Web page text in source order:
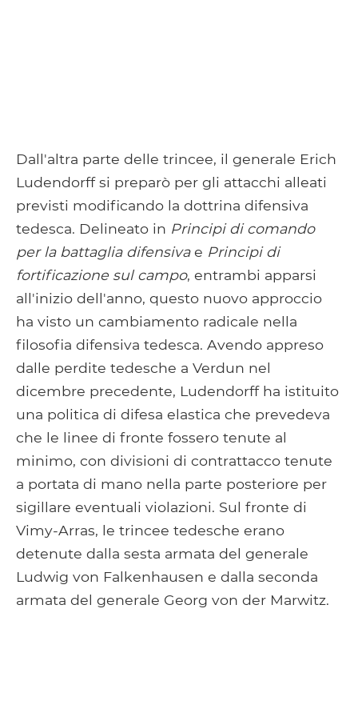
Dall'altra parte delle trincee, il generale Erich
Ludendorff si preparò per gli attacchi alleati
previsti modificando la dottrina difensiva
tedesca. Delineato in Principi di comando
per la battaglia difensivae Principi di
fortificazione sul campo, entrambi apparsi
all'inizio dell'anno, questo nuovo approccio
ha visto un cambiamento radicale nella
filosofia difensiva tedesca. Avendo appreso
dalle perdite tedesche a Verdun nel
dicembre precedente, Ludendorff ha istituito
una politica di difesa elastica che prevedeva
che le linee di fronte fossero tenute al
minimo, con divisioni di contrattacco tenute
a portata di mano nella parte posteriore per
sigillare eventuali violazioni. Sul fronte di
Vimy-Arras, le trincee tedesche erano
detenute dalla sesta armata del generale
Ludwig von Falkenhausen e dalla seconda
armata del generale Georg von der Marwitz.